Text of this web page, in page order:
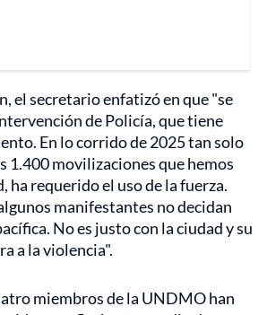
el secretario enfatizó en que "se
de Policía, que tiene
En lo corrido de 2025 tan solo
1.400 movilizaciones que hemos
ha requerido el uso de la fuerza.
manifestantes no decidan
No es justo con la ciudad y su
a la violencia".
miembros de la UNDMO han